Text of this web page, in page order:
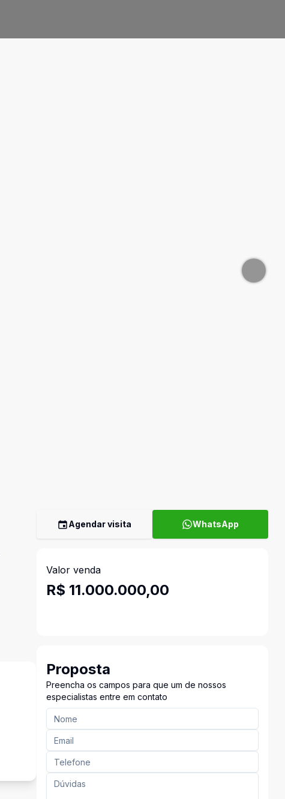
Agendar visita WhatsApp
Valor venda
R$ 11.000.000,00
Proposta
Preencha os campos para que um de nossos
especialistas entre em contato